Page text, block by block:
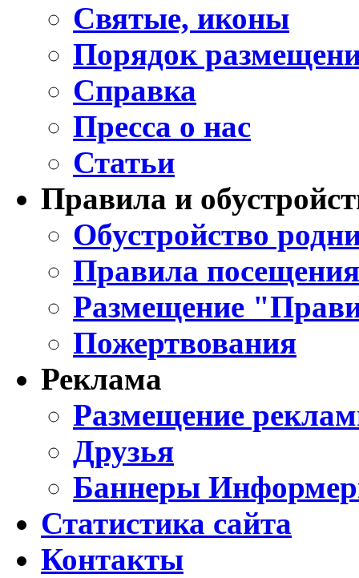
Святые, иконы
Порядок
Справка
Пресса о нас
Статьи
Правила и
Обустройство
Правила
Размещение
Пожертвования
Реклама
Размещение
Друзья
Баннеры
Статистика сайта
Контакты